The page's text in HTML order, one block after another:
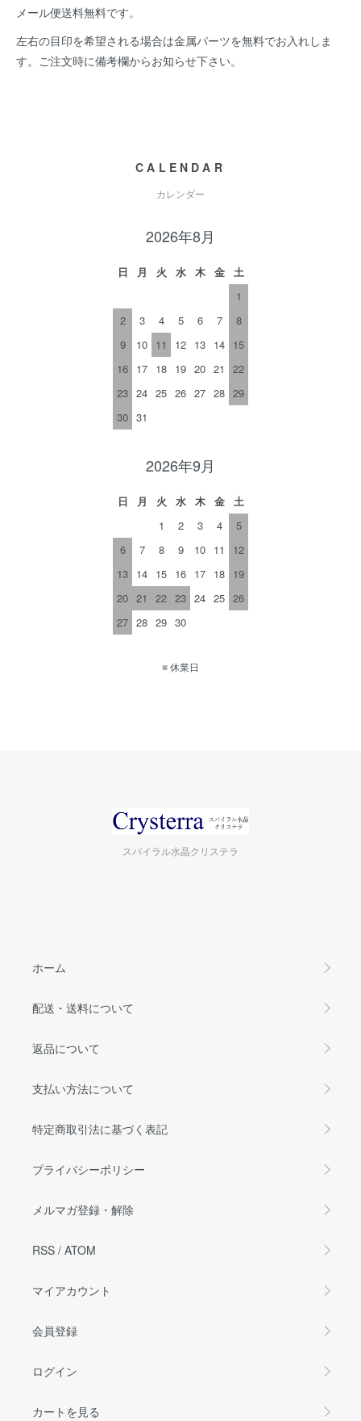
メール便送料無料です。
左右の目印を希望される場合は金属パーツを無料でお入れしま
す。ご注文時に備考欄からお知らせ下さい。
CALENDAR
カレンダー
2026年8月
日 月 火 水 木 金
土
1
2
3 4 5 6 7
8
9
10 11 12 13 14 15
16 17 18 19 20 21
22
23 24 25 26 27 28 29
30 31
2026年9月
日 月 火 水 木 金
土
1
2 3 4
5
6
7 8 9 10 11
12
13 14 15 16 17 18 19
20 21 22 23 24 25 26
27 28 29 30
■休業日
スパイラル水晶クリステラ
ホーム
配送・送料について
返品について
支払い方法について
特定商取引法に基づく表記
プライバシーポリシー
メルマガ登録・解除
RSS / ATOM
マイアカウント
会員登録
ログイン
カートを見る